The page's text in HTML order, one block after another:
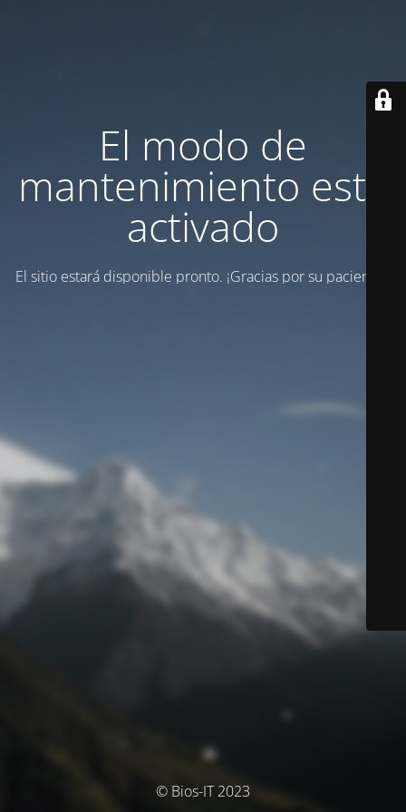
El modo de
mantenimiento está
activado
El sitio estará disponible pronto. ¡Gracias por su paciencia!
© Bios-IT 2023